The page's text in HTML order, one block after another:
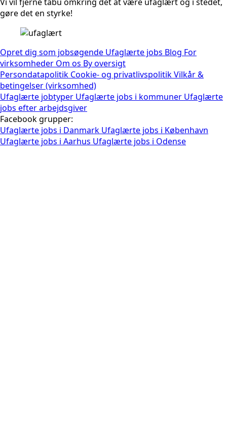
gøre det en styrke!
Opret dig som jobsøgende Ufaglærte jobs Blog For
virksomheder Om os By oversigt
Persondatapolitik Cookie- og privatlivspolitikVilkår &
betingelser (virksomhed)
Ufaglærte jobtyper Ufaglærte jobs i kommuner Ufaglærte
jobs efter arbejdsgiver
Facebook grupper:
Ufaglærte jobs i Danmark Ufaglærte jobs i København
Ufaglærte jobs i Aarhus Ufaglærte jobs i Odense